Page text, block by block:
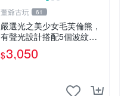
董爺古玩 61
嚴選光之美少女毛芙倫熊，
有聲光設計搭配5個波紋
石，成色完美如圖。爽快附
電池，讓愛心不打折扣。 光
$3,050